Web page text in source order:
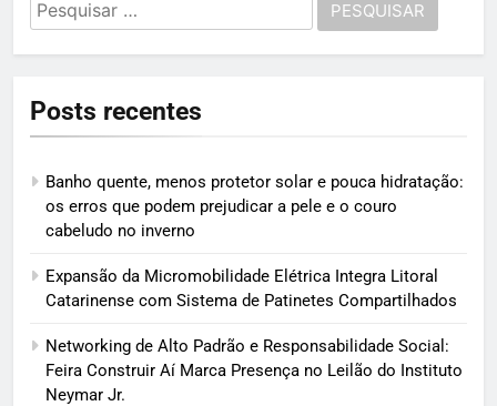
por:
Posts recentes
Banho quente, menos protetor solar e pouca hidratação:
os erros que podem prejudicar a pele e o couro
cabeludo no inverno
Expansão da Micromobilidade Elétrica Integra Litoral
Catarinense com Sistema de Patinetes Compartilhados
Networking de Alto Padrão e Responsabilidade Social:
Feira Construir Aí Marca Presença no Leilão do Instituto
Neymar Jr.